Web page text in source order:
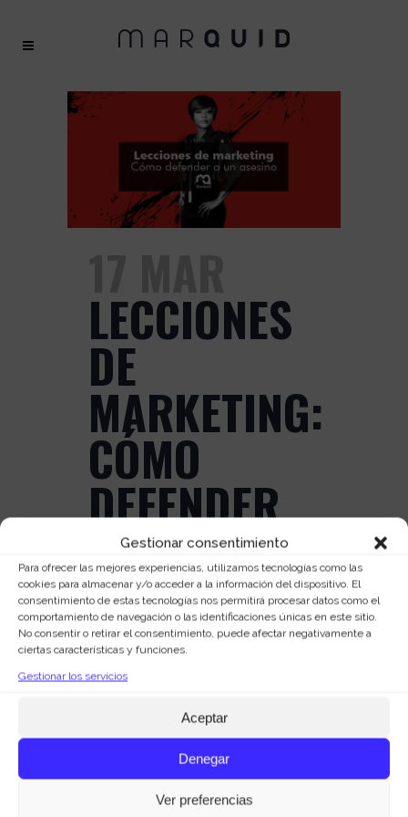
Gestionar consentimiento
Para ofrecer las mejores experiencias, utilizamos tecnologías como las
cookies para almacenar y/o acceder a la información del dispositivo. El
consentimiento de estas tecnologías nos permitirá procesar datos como el
comportamiento de navegación o las identificaciones únicas en este sitio.
No consentir o retirar el consentimiento, puede afectar negativamente a
ciertas características y funciones.
Gestionar los servicios
Aceptar
Denegar
Ver preferencias
LECCIONES
DE
MARKETING:
CÓMO
DEFENDER
UN ASESINO
Posted at 07:45hinLecciones de
Marketing
by
Marquid Agencia de
Marketing
0 Comments 0 Likes
Las lecciones de marketing,
MarQuid Consulting, las vamos a sacar
de una serie americana: “Cómo
defender a un asesino”. Actualmente la
recientemente han anunciado desde la